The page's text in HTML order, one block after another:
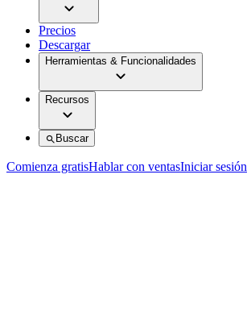
Precios
Descargar
Herramientas & Funcionalidades
Recursos
Buscar
Comienza gratisHablar con ventasIniciar sesión